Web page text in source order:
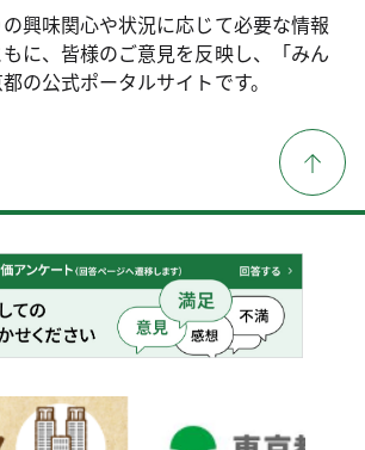
興味関心や状況に応じて必要な情報
に、皆様のご意見を反映し、「みん
の公式ポータルサイトです。